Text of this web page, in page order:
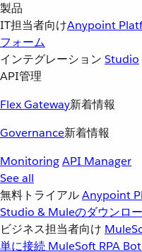
製品
IT担当者向けAnypoint
フォーム
インテグレーション Studio
API管理
Flex Gateway新着情報
Governance新着情報
MonitoringAPI Manager
See all
無料トライアルAnypoint
Studio & Muleのダウンロ
ビジネス担当者向け
単に接続 MuleSoft RPA